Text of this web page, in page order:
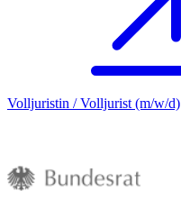
Volljuristin / Volljurist (m/w/d)